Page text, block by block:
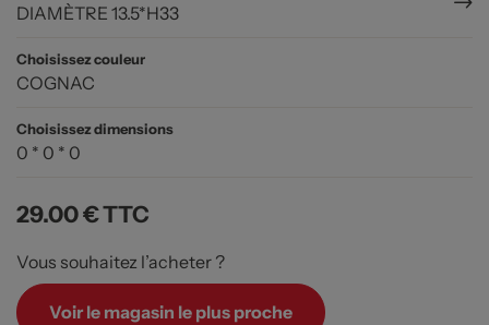
DIAMÈTRE 13.5*H33
Choisissez couleur
COGNAC
Choisissez dimensions
0 * 0 * 0
29.00 €TTC
Vous souhaitez l’acheter ?
Voir le magasin le plus proche